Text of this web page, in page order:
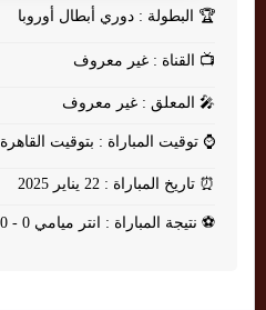
🏆 البطولة : دوري أبطال أوروبا
📺 القناة : غير معروف
🎤 المعلق : غير معروف
⌚ توقيت المباراة : بتوقيت القاهرة
⏰ تاريخ المباراة : 22 يناير 2025
⚽ نتيجة المباراة : انتر ميامي 0 - 0 سبارتا براغ